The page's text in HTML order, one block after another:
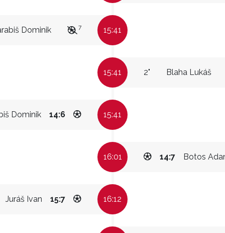
Dominik 7 15:41
15:41 Blaha Lukáš
2"
Dominik 14:6 15:41
16:01 Botos
14:7
Juráš Ivan 15:7 16:12